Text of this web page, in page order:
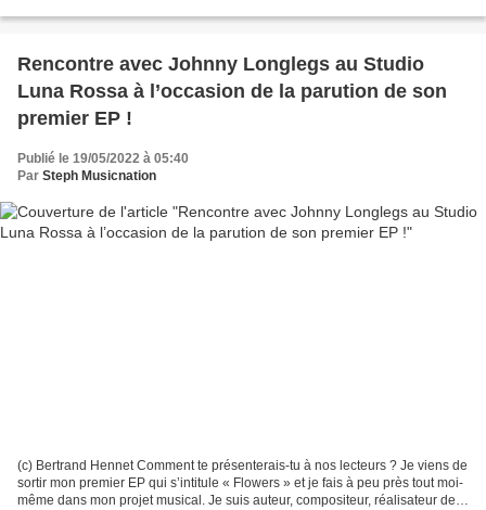
Rencontre avec Johnny Longlegs au Studio
Luna Rossa à l’occasion de la parution de son
premier EP !
Publié le 19/05/2022 à 05:40
Par Steph Musicnation
(c) Bertrand Hennet Comment te présenterais-tu à nos lecteurs ? Je viens de
sortir mon premier EP qui s’intitule « Flowers » et je fais à peu près tout moi-
même dans mon projet musical. Je suis auteur, compositeur, réalisateur de